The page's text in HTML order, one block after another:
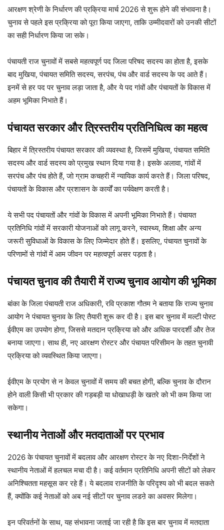
आरक्षण श्रेणी के निर्धारण की प्रक्रिया मार्च 2026 से शुरू होने की संभावना है।
चुनाव से पहले इस प्रक्रिया को पूरा किया जाएगा, ताकि उम्मीदवारों को उनकी सीटों
का सही निर्धारण किया जा सके।
पंचायती राज चुनावों में सबसे महत्वपूर्ण पद जिला परिषद सदस्य का होता है, इसके
बाद मुखिया, पंचायत समिति सदस्य, सरपंच, पंच और वार्ड सदस्य के पद आते हैं।
इनमें से हर पद पर चुनाव लड़ा जाता है, और ये पद गांवों और पंचायतों के विकास में
अहम भूमिका निभाते हैं।
पंचायत सरकार और त्रिस्तरीय प्रतिनिधित्व का महत्व
बिहार में त्रिस्तरीय पंचायत सरकार की व्यवस्था है, जिसमें मुखिया, पंचायत समिति
सदस्य और वार्ड सदस्य को प्रमुख स्थान दिया गया है। इसके अलावा, गांवों में
सरपंच और पंच होते हैं, जो ग्राम कचहरी में न्यायिक कार्य करते हैं। जिला परिषद,
पंचायतों के विकास और प्रशासन के कार्यों का पर्यवेक्षण करती है।
ये सभी पद पंचायतों और गांवों के विकास में अपनी भूमिका निभाते हैं। पंचायत
प्रतिनिधि गांवों में सरकारी योजनाओं को लागू करने, स्वास्थ्य, शिक्षा और अन्य
जरूरी सुविधाओं के विकास के लिए जिम्मेदार होते हैं। इसलिए, पंचायत चुनावों के
परिणामों से गांवों में आम जीवन पर महत्वपूर्ण असर पड़ता है।
पंचायत चुनाव की तैयारी में राज्य चुनाव आयोग की भूमिका
बांका के जिला पंचायती राज अधिकारी, रवि प्रकाश गौतम ने बताया कि राज्य चुनाव
आयोग ने पंचायत चुनाव के लिए तैयारी शुरू कर दी है। इस बार चुनाव में मल्टी पोस्ट
ईवीएम का उपयोग होगा, जिससे मतदान प्रक्रिया को और अधिक पारदर्शी और तेज
बनाया जाएगा। साथ ही, नए आरक्षण रोस्टर और पंचायत परिसीमन के तहत चुनावी
प्रक्रिया को व्यवस्थित किया जाएगा।
ईवीएम के प्रयोग से न केवल चुनावों में समय की बचत होगी, बल्कि चुनाव के दौरान
होने वाली किसी भी प्रकार की गड़बड़ी या धोखाधड़ी के खतरे को भी कम किया जा
सकेगा।
स्थानीय नेताओं और मतदाताओं पर प्रभाव
2026 के पंचायत चुनावों में बदलाव और आरक्षण रोस्टर के नए दिशा-निर्देशों ने
स्थानीय नेताओं में हलचल मचा दी है। कई वर्तमान प्रतिनिधि अपनी सीटों को लेकर
अनिश्चितता महसूस कर रहे हैं। ये बदलाव राजनीति के परिदृश्य को भी बदल सकते
हैं, क्योंकि कई नेताओं को अब नई सीटों पर चुनाव लडऩे का अवसर मिलेगा।
इन परिवर्तनों के साथ, यह संभावना जताई जा रही है कि इस बार चुनाव में मतदाता